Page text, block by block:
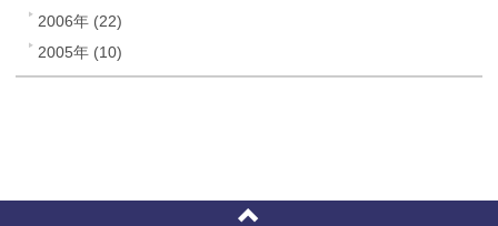
2006年 (22)
2005年 (10)